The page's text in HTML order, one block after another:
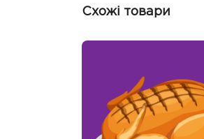
Схожі товари